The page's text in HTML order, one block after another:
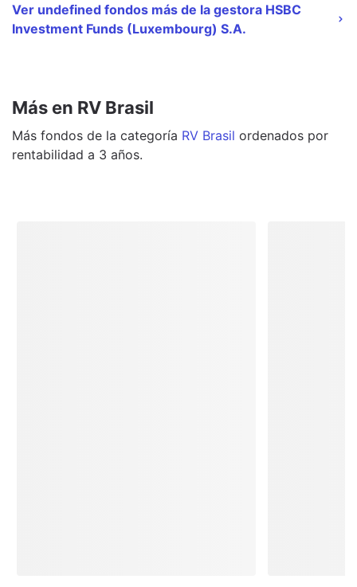
Ver undefined fondos más de la gestora HSBC
Investment Funds (Luxembourg) S.A.
Más en RV Brasil
Más fondos de la categoría RV Brasil ordenados por
rentabilidad a 3 años.